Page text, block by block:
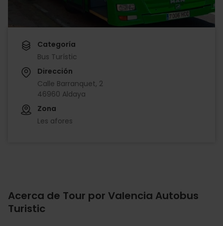
Categoría
Bus Turístic
Dirección
Calle Barranquet, 2
46960 Aldaya
Zona
Les afores
Acerca de Tour por Valencia Autobus
Turistic